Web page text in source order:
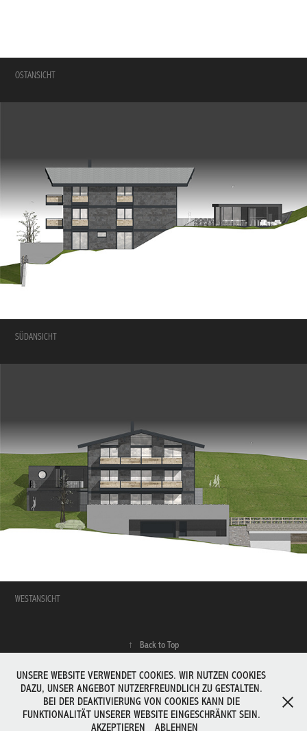
OSTANSICHT
SÜDANSICHT
WESTANSICHT
↑ Back to Top
COPYRIGHT FIRN ARCHITEKTEN 2026
UNSERE WEBSITE VERWENDET COOKIES. WIR NUTZEN COOKIES
DAZU, UNSER ANGEBOT NUTZERFREUNDLICH ZU GESTALTEN.
BEI DER DEAKTIVIERUNG VON COOKIES KANN DIE
FUNKTIONALITÄT UNSERER WEBSITE EINGESCHRÄNKT SEIN.
AKZEPTIEREN
ABLEHNEN